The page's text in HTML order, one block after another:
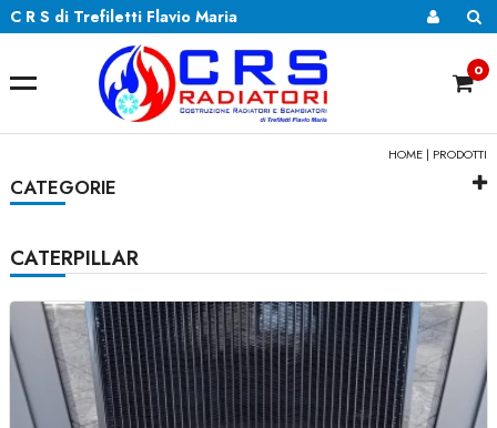
C R S di Trefiletti Flavio Maria
0
HOME | PRODOTTI
CATEGORIE
CATERPILLAR